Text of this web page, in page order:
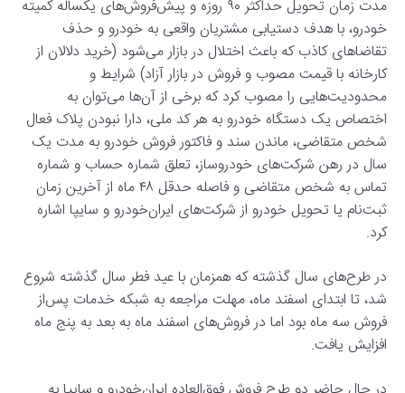
مدت زمان تحویل حداکثر ۹۰ روزه و پیش‌فروش‌های یکساله کمیته
خودرو، با هدف دستیابی مشتریان واقعی به خودرو و حذف
تقاضاهای کاذب که باعث اختلال در بازار می‌شود (خرید دلالان از
کارخانه با قیمت مصوب و فروش در بازار آزاد) شرایط و
محدودیت‌هایی را مصوب کرد که برخی از آن‌ها می‌توان به
اختصاص یک دستگاه خودرو به هر کد ملی، دارا نبودن پلاک فعال
شخص متقاضی، ماندن سند و فاکتور فروش خودرو به مدت یک
سال در رهن شرکت‌های خودروساز، تعلق شماره حساب و شماره
تماس به شخص متقاضی و فاصله حدقل ۴۸ ماه از آخرین زمان
ثبت‌نام یا تحویل خودرو از شرکت‌های ایران‌خودرو و سایپا اشاره
کرد.
در طرح‌های سال گذشته که همزمان با عید فطر سال گذشته شروع
شد، تا ابتدای اسفند ماه، مهلت مراجعه به شبکه خدمات پس‌از
فروش سه ماه بود اما در فروش‌های اسفند ماه به بعد به پنج ماه
افزایش یافت.